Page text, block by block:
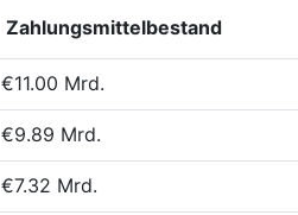
Zahlungsmittelbestand
€11.00 Mrd.
€9.89 Mrd.
€7.32 Mrd.